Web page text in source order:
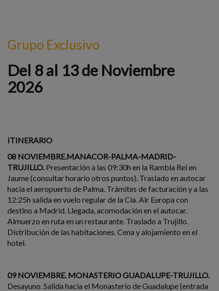
Grupo Exclusivo
Del 8 al 13 de Noviembre
2026
ITINERARIO
08 NOVIEMBRE.MANACOR-PALMA-MADRID-
TRUJILLO. Presentación a las 09:30h en la Rambla Rei en
Jaume (consultar horario otros puntos). Traslado en autocar
hacia el aeropuerto de Palma. Trámites de facturación y a las
12:25h salida en vuelo regular de la Cia. Air Europa con
destino a Madrid. Llegada, acomodación en el autocar.
Almuerzo en ruta en un restaurante. Traslado a Trujillo.
Distribución de las habitaciones. Cena y alojamiento en el
hotel.
09 NOVIEMBRE. MONASTERIO GUADALUPE-TRUJILLO.
Desayuno. Salida hacia el Monasterio de Guadalupe (entrada